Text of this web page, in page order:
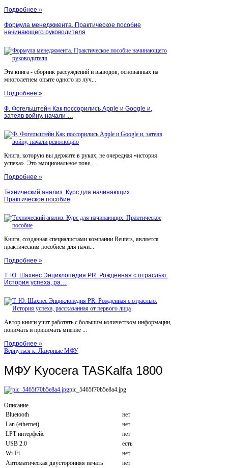
Подробнее »
Формула менеджмента. Практическое пособие
начинающего руководителя
Эта книга - сборник рассуждений и выводов, основанных на
многолетнем опыте одного из луч...
Подробнее »
Ф. Фогельштейн Как поссорились Apple и Google и,
затеяв войну, начали …
Книга, которую вы держите в руках, не очередная «история
успеха». Это эмоциональное пове...
Подробнее »
Технический анализ. Курс для начинающих.
Практическое пособие
Книга, созданная специалистами компании Reuters, является
практическим пособием для начи...
Подробнее »
Т. Ю. Шахнес Энциклопедия PR. Рожденная с отраслью.
История успеха, ра…
Автор книги учит работать с большим количеством информации,
понимать и принимать мнение ...
Подробнее »
Вернуться к: Лазерные МФУ
МФУ Kyocera TASKalfa 1800
pic_5465f70b5e8a4.jpg
Описание
Bluetooth
нет
Lan (ethernet)
нет
LPT интерфейс
нет
USB 2.0
есть
Wi-Fi
нет
Автоматическая двусторонняя печать
нет